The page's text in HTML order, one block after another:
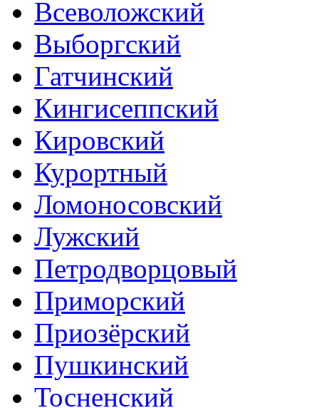
Всеволожский
Выборгский
Гатчинский
Кингисеппский
Кировский
Курортный
Ломоносовский
Лужский
Петродворцовый
Приморский
Приозёрский
Пушкинский
Тосненский